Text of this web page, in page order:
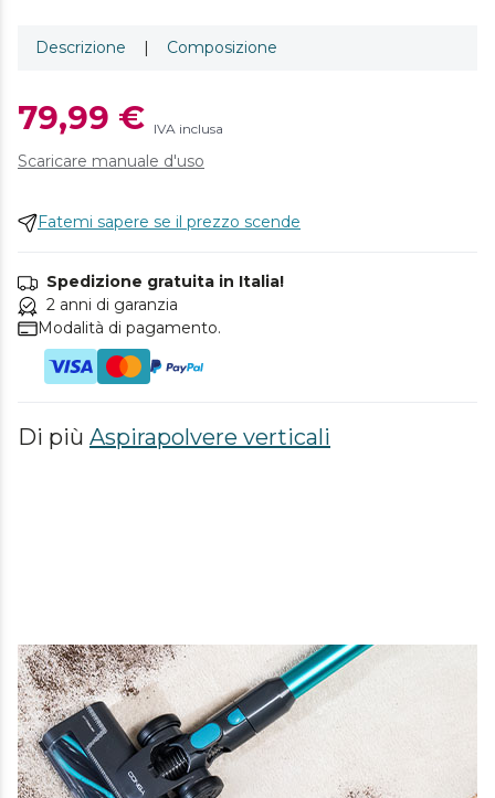
Descrizione | Composizione
79,99 € IVA inclusa
Scaricare manuale d'uso
Fatemi sapere se il prezzo scende
Spedizione gratuita in Italia!
2 anni di garanzia
Modalità di pagamento.
Di più Aspirapolvere verticali